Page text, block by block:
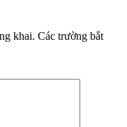
khai. Các trường bắt